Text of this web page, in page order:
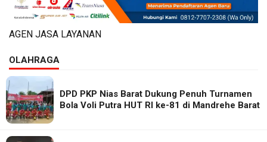
AGEN JASA LAYANAN
OLAHRAGA
DPD PKP Nias Barat Dukung Penuh Turnamen
Bola Voli Putra HUT RI ke-81 di Mandrehe Barat